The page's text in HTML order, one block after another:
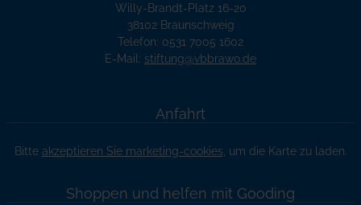
Willy-Brandt-Platz 16-20
38102 Braunschweig
Telefon: 0531 7005 1602
E-Mail: stiftung@vbbrawo.de
Anfahrt
Bitte akzeptieren Sie marketing-cookies , um die Karte zu laden.
Shoppen und helfen mit Gooding